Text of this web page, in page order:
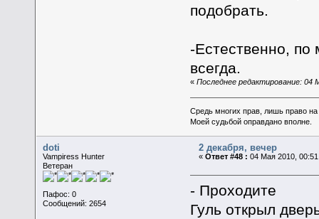
подобрать.
-Естественно, по
всегда.
« Последнее редактирование: 04
Средь многих прав, лишь право
Моей судьбой оправдано вполне.
doti
Vampiress Hunter
Ветеран
Пафос: 0
Сообщений: 2654
2 декабря, вечер
«Ответ #48 : 04 Мая 2010,
- Проходите
Гуль открыл